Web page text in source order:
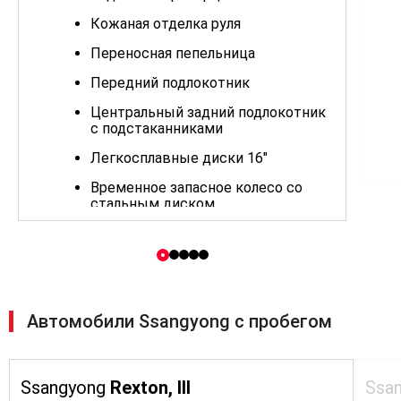
Кожаная отделка руля
Переносная пепельница
Передний подлокотник
Центральный задний подлокотник
с подстаканниками
Легкосплавные диски 16"
Временное запасное колесо со
стальным диском
Брызговики
Подушки безопасности для
Автомобили Ssangyong с пробегом
Ssangyong Rexton, III